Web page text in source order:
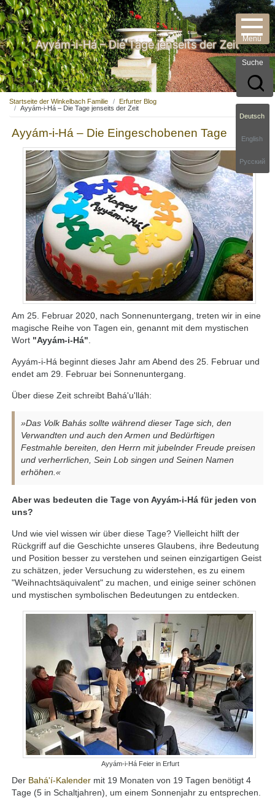
Suche
Deutsch
English
Русский
Ayyám-i-Há – Die Tage jenseits der Zeit
Startseite der Winkelbach Familie
Erfurter Blog
Ayyám-i-Há – Die Tage jenseits der Zeit
Ayyám-i-Há – Die Eingeschobenen Tage
Am 25. Februar 2020, nach Sonnenuntergang, treten wir in eine
magische Reihe von Tagen ein, genannt mit dem mystischen
Wort "Ayyám-i-Há"
Ayyám-i-Há beginnt dieses Jahr am Abend des 25. Februar und
endet am 29. Februar bei Sonnenuntergang.
Über diese Zeit schreibt Bahá'u'lláh:
»Das Volk Bahás sollte während dieser Tage sich, den
Verwandten und auch den Armen und Bedürftigen
Festmahle bereiten, den Herrn mit jubelnder Freude preisen
und verherrlichen, Sein Lob singen und Seinen Namen
erhöhen.«
Aber was bedeuten die Tage von Ayyám-i-Há für jeden von
uns?
Und wie viel wissen wir über diese Tage? Vielleicht hilft der
Rückgriff auf die Geschichte unseres Glaubens, ihre Bedeutung
und Position besser zu verstehen und seinen einzigartigen Geist
zu schätzen, jeder Versuchung zu widerstehen, es zu einem
"Weihnachtsäquivalent" zu machen, und einige seiner schönen
und mystischen symbolischen Bedeutungen zu entdecken.
Ayyám-i-Há Feier in Erfurt
Der Bahá'í-Kalender mit 19 Monaten von 19 Tagen benötigt 4
Tage (5 in Schaltjahren), um einem Sonnenjahr zu entsprechen.